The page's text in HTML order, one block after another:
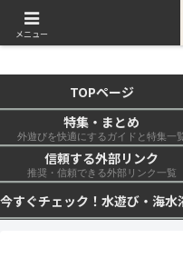
get
TOPページ
特集・まとめ
外遊びを快適にするガイドと特集一
信頼する外部リンク
推奨・信頼できる外部リンク一覧
メニュー